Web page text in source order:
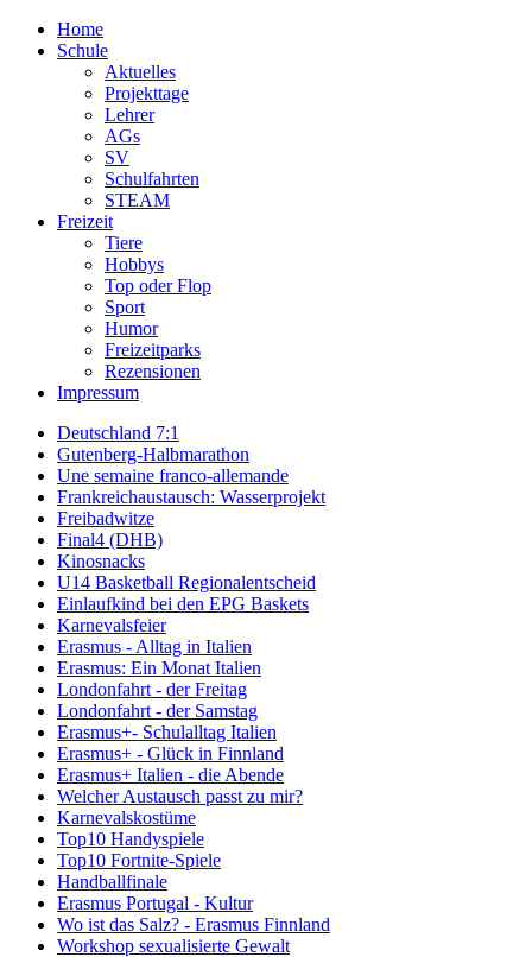
Home
Schule
Aktuelles
Projekttage
Lehrer
AGs
SV
Schulfahrten
STEAM
Freizeit
Tiere
Hobbys
Top oder Flop
Sport
Humor
Freizeitparks
Rezensionen
Impressum
Deutschland 7:1
Gutenberg-Halbmarathon
Une semaine franco-allemande
Frankreichaustausch: Wasserprojekt
Freibadwitze
Final4 (DHB)
Kinosnacks
U14 Basketball Regionalentscheid
Einlaufkind bei den EPG Baskets
Karnevalsfeier
Erasmus - Alltag in Italien
Erasmus: Ein Monat Italien
Londonfahrt - der Freitag
Londonfahrt - der Samstag
Erasmus+- Schulalltag Italien
Erasmus+ - Glück in Finnland
Erasmus+ Italien - die Abende
Welcher Austausch passt zu mir?
Karnevalskostüme
Top10 Handyspiele
Top10 Fortnite-Spiele
Handballfinale
Erasmus Portugal - Kultur
Wo ist das Salz? - Erasmus Finnland
Workshop sexualisierte Gewalt